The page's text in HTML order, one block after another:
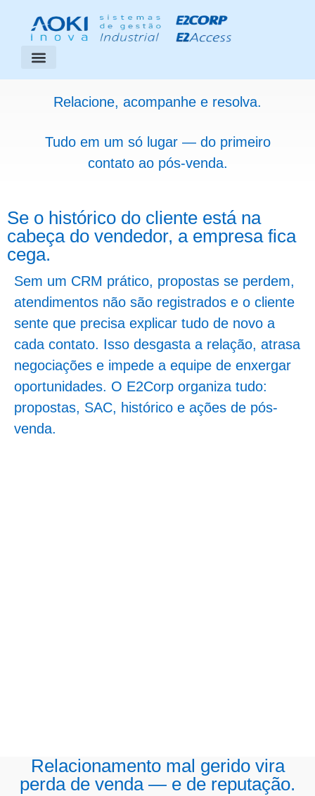
Relacione, acompanhe e resolva.
Tudo em um só lugar — do primeiro
contato ao pós-venda.
Se o histórico do cliente está na
cabeça do vendedor, a empresa fica
cega.
Sem um CRM prático, propostas se perdem,
atendimentos não são registrados e o cliente
sente que precisa explicar tudo de novo a
cada contato. Isso desgasta a relação, atrasa
negociações e impede a equipe de enxergar
oportunidades. O E2Corp organiza tudo:
propostas, SAC, histórico e ações de pós-
venda.
Relacionamento mal gerido vira
perda de venda — e de reputação.